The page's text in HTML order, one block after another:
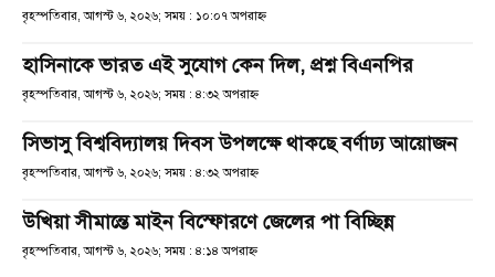
বৃহস্পতিবার, আগস্ট ৬, ২০২৬; সময় : ১০:০৭ অপরাহ্ণ
হাসিনাকে ভারত এই সুযোগ কেন দিল, প্রশ্ন বিএনপির
বৃহস্পতিবার, আগস্ট ৬, ২০২৬; সময় : ৪:৩২ অপরাহ্ণ
সিভাসু বিশ্ববিদ্যালয় দিবস উপলক্ষে থাকছে বর্ণাঢ্য আয়োজন
বৃহস্পতিবার, আগস্ট ৬, ২০২৬; সময় : ৪:৩২ অপরাহ্ণ
উখিয়া সীমান্তে মাইন বিস্ফোরণে জেলের পা বিচ্ছিন্ন
বৃহস্পতিবার, আগস্ট ৬, ২০২৬; সময় : ৪:১৪ অপরাহ্ণ